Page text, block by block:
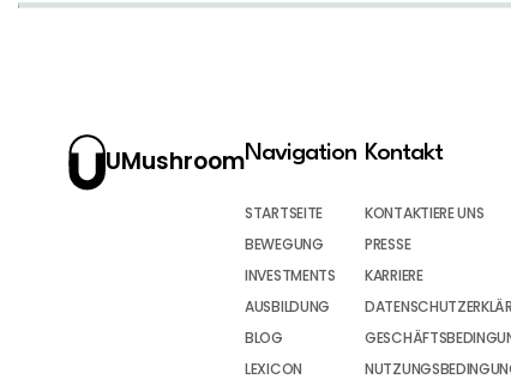
UMushroomNavigation
STARTSEITE
BEWEGUNG
INVESTMENTS
AUSBILDUNG
BLOG
LEXICON
Kontakt
KONTAKTIERE UNS
PRESSE
KARRIERE